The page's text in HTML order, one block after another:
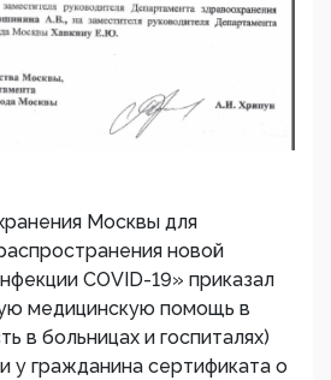
Москвы для
новой
COVID-19» приказал
медицинскую помощь в
в больницах и госпиталях)
у гражданина сертификата о